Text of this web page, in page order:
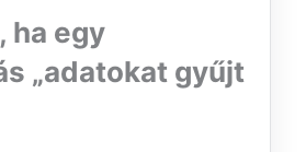
ha egy
„adatokat gyűjt